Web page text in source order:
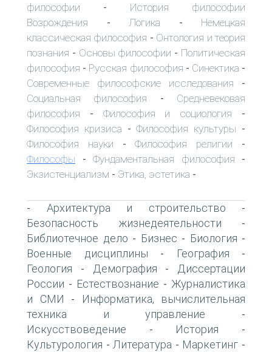
философии - История философии
Возрождения - Логика - Немецкая
классическая философия - Онтология и теория
познания - Основы философии - Политическая
философия - Русская философия - Синектика -
Современные философские исследования -
Социальная философия - Средневековая
философия - Философия и социология -
Философия кризиса -Философия культуры -
Философия науки -Философия религии -
Философы - Фундаментальная философия -
Экзистенциализм - Этика, эстетика -
- Архитектура и строительство -
Безопасность жизнедеятельности -
Библиотечное дело - Бизнес - Биология -
Военные дисциплины - География -
Геология - Демография -
Диссертации
России - Естествознание - Журналистика
и СМИ -
Информатика, вычислительная
техника и управление -
Искусствоведение - История -
Культурология - Литература - Маркетинг -